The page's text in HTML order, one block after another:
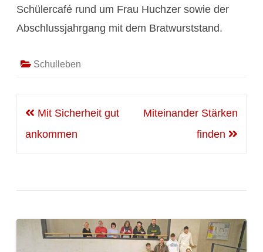
Schülercafé rund um Frau Huchzer sowie der
Abschlussjahrgang mit dem Bratwurststand.
Schulleben
Beitragsnavigation
Mit Sicherheit gut
ankommen
Miteinander Stärken
finden